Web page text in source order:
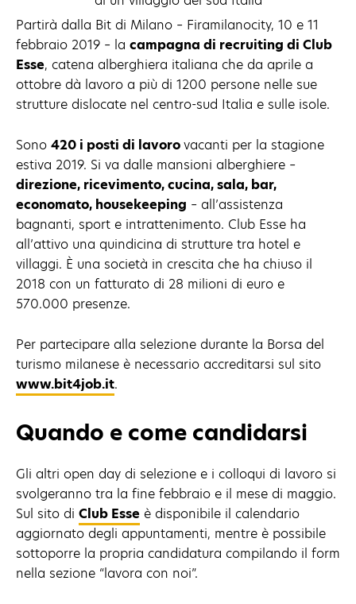
Partirà dalla Bit di Milano – Firamilanocity, 10 e 11
febbraio 2019 – la campagna di recruiting di Club
Esse, catena alberghiera italiana che da aprile a
ottobre dà lavoro a più di 1200 persone nelle sue
strutture dislocate nel centro-sud Italia e sulle isole.
Sono 420 i posti di lavorovacanti per la stagione
estiva 2019. Si va dalle mansioni alberghiere –
direzione, ricevimento, cucina, sala, bar,
economato, housekeeping – all’assistenza
bagnanti, sport e intrattenimento. Club Esse ha
all’attivo una quindicina di strutture tra hotel e
villaggi. È una società in crescita che ha chiuso il
2018 con un fatturato di 28 milioni di euro e
570.000 presenze.
Per partecipare alla selezione durante la Borsa del
turismo milanese è necessario accreditarsi sul sito
www.bit4job.it.
Quando e come candidarsi
Gli altri open day di selezione e i colloqui di lavoro si
svolgeranno tra la fine febbraio e il mese di maggio.
Sul sito di Club Esse è disponibile il calendario
aggiornato degli appuntamenti, mentre è possibile
sottoporre la propria candidatura compilando il form
nella sezione “lavora con noi”.